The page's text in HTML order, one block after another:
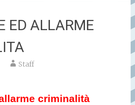
ED ALLARME
Staff
criminalità